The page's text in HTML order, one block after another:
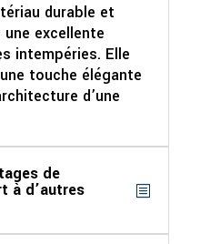
durable et
excellente
intempéries. Elle
touche élégante
d’une
de
à d’autres